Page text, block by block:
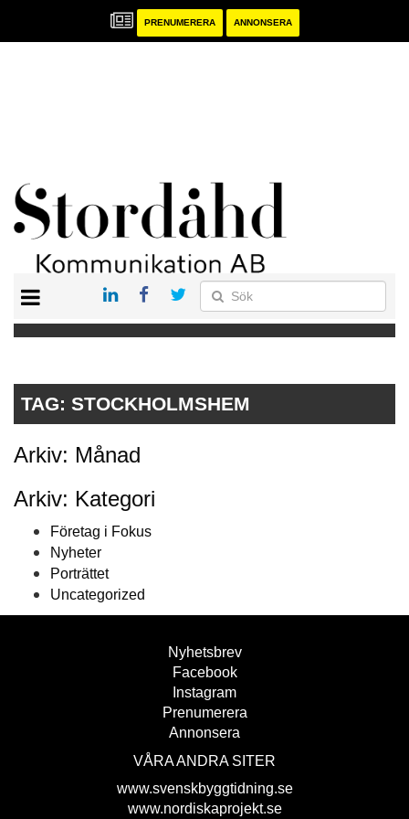
PRENUMERERA ANNONSERA
TAG: STOCKHOLMSHEM
Arkiv: Månad
Arkiv: Kategori
Företag i Fokus
Nyheter
Porträttet
Uncategorized
Nyhetsbrev
Facebook
Instagram
Prenumerera
Annonsera
VÅRA ANDRA SITER
www.svenskbyggtidning.se
www.nordiskaprojekt.se